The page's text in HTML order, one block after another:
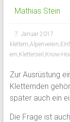
Mathias Stein
7. Januar 2017
klettern,Alpenverein,
ern, Kletterseil , Know-
Zur Ausrüstung
Kletternden
später auch ein
Die Frage ist